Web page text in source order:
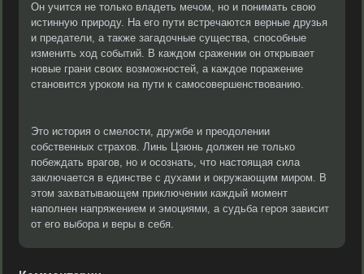
Он учится не только владеть мечом, но и понимать свою
истинную природу. На его пути встречаются верные друзья
и предатели, а также загадочные существа, способные
изменить ход событий. В каждом сражении он открывает
новые грани своих возможностей, а каждое поражение
становится уроком на пути к самосовершенствованию.
Это история о смелости, дружбе и преодолении
собственных страхов. Линь Цзюнь должен не только
побеждать врагов, но и осознать, что настоящая сила
заключается в единстве с духами и окружающим миром. В
этом захватывающем приключении каждый момент
наполнен напряжением и эмоциями, а судьба героя зависит
от его выбора и веры в себя.